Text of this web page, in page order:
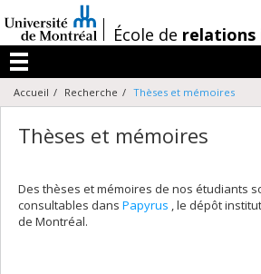
au
contenu
/École de relations
Menu
Accueil Recherche Thèses et mémoires
Thèses et mémoires
Des thèses et mémoires de nos étudiants
consultables dans Papyrus , le dépôt
de Montréal.